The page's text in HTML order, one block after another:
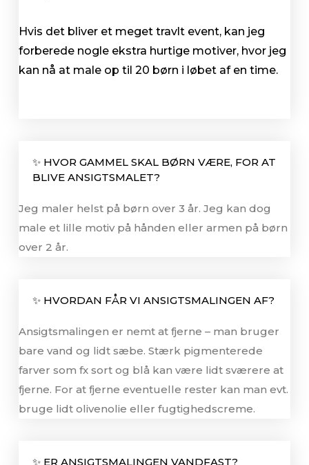
Hvis det bliver et meget travlt event, kan jeg
forberede nogle ekstra hurtige motiver, hvor jeg
kan nå at male op til 20 børn i løbet af en time.
✨ HVOR GAMMEL SKAL BØRN VÆRE, FOR AT
BLIVE ANSIGTSMALET?
Jeg maler helst på børn over 3 år. Jeg kan dog
male et lille motiv på hånden eller armen på børn
over 2 år.
✨ HVORDAN FÅR VI ANSIGTSMALINGEN AF?
Ansigtsmalingen er nemt at fjerne – man bruger
bare vand og lidt sæbe. Stærk pigmenterede
farver som fx sort og blå kan være lidt sværere at
fjerne. For at fjerne eventuelle rester kan manevt.
bruge lidt olivenolie eller fugtighedscreme.
✨ ER ANSIGTSMALINGEN VANDFAST?